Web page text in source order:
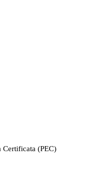
Certificata (PEC)